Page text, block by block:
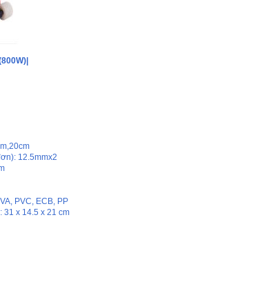
12.5mmx2
PVC, ECB, PP
31 x 14.5 x 21 cm